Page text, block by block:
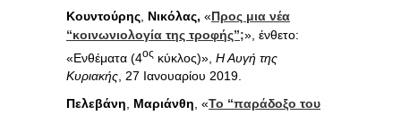
Κουντούρης Νικόλας, «Προς μια νέα
“κοινωνιολογία της τροφής”;», ένθετο:
«Ενθέματα (4ος κύκλος)», Η Αυγή της
Κυριακής, 27 Ιανουαρίου 2019.
Πελεβάνη, Μαριάνθη, «Το “παράδοξο του